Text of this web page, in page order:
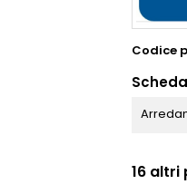
Codice
16